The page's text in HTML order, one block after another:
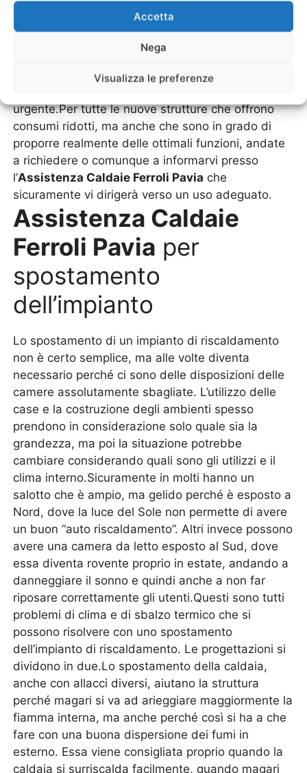
Accetta
Nega
Visualizza le preferenze
a rompere. Quelle invece che non si rompono, si
usurano velocemente e in meno di due anni
iniziano a funzionare male.Anche in questo caso il
problema è stato creato dallo stesso utente che
non sapeva queste caratteristiche e quindi diventa
urgente.Per tutte le nuove strutture che offrono
consumi ridotti, ma anche che sono in grado di
proporre realmente delle ottimali funzioni, andate
a richiedere o comunque a informarvi presso
l’Assistenza Caldaie Ferroli Pavia che
sicuramente vi dirigerà verso un uso adeguato.
Assistenza Caldaie
Ferroli Pavia per
spostamento
dell’impianto
Lo spostamento di un impianto di riscaldamento
non è certo semplice, ma alle volte diventa
necessario perché ci sono delle disposizioni delle
camere assolutamente sbagliate. L’utilizzo delle
case e la costruzione degli ambienti spesso
prendono in considerazione solo quale sia la
grandezza, ma poi la situazione potrebbe
cambiare considerando quali sono gli utilizzi e il
clima interno.Sicuramente in molti hanno un
salotto che è ampio, ma gelido perché è esposto a
Nord, dove la luce del Sole non permette di avere
un buon “auto riscaldamento”. Altri invece possono
avere una camera da letto esposto al Sud, dove
essa diventa rovente proprio in estate, andando a
danneggiare il sonno e quindi anche a non far
riposare correttamente gli utenti.Questi sono tutti
problemi di clima e di sbalzo termico che si
possono risolvere con uno spostamento
dell’impianto di riscaldamento. Le progettazioni si
dividono in due.Lo spostamento della caldaia,
anche con allacci diversi, aiutano la struttura
perché magari si va ad arieggiare maggiormente la
fiamma interna, ma anche perché così si ha a che
fare con una buona dispersione dei fumi in
esterno. Essa viene consigliata proprio quando la
caldaia si surriscalda facilmente, quando magari